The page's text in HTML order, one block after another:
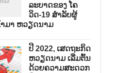
ລະບາດຂອງ ໂຄ
ວິດ-19 ສຳລັບຜູ້
າມາ ຫວຽດນາມ
ປີ 2022, ເສດຖະກິດ
ຫວຽດນາມ ເລີ່ມຕົ້ນ
ດ້ວຍຄວາມສະດວກ